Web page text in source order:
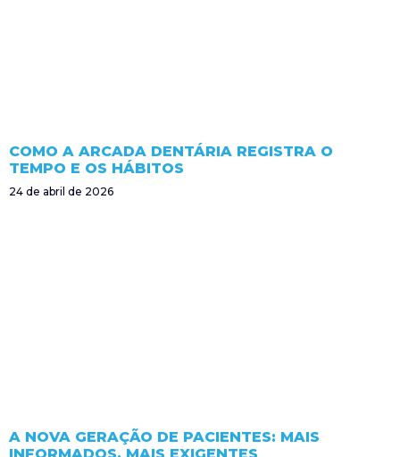
COMO A ARCADA DENTÁRIA REGISTRA O
TEMPO E OS HÁBITOS
24 de abril de 2026
A NOVA GERAÇÃO DE PACIENTES: MAIS